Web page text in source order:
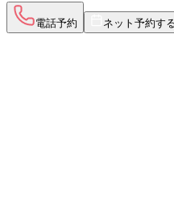
電話予約 ネット予約す